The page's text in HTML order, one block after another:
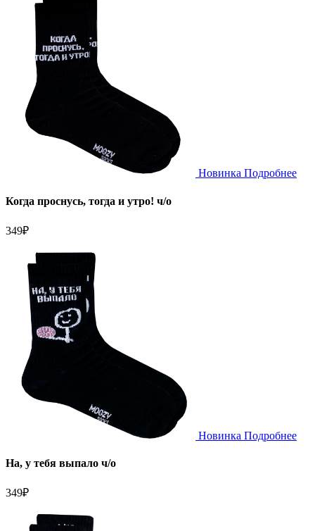
Новинка Подробнее
Когда проснусь, тогда и утро! ч/о
349₽
Новинка Подробнее
На, у тебя выпало ч/о
349₽